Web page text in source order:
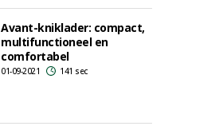
Avant-kniklader: compact,
multifunctioneel en
comfortabel
01-09-2021 141 sec